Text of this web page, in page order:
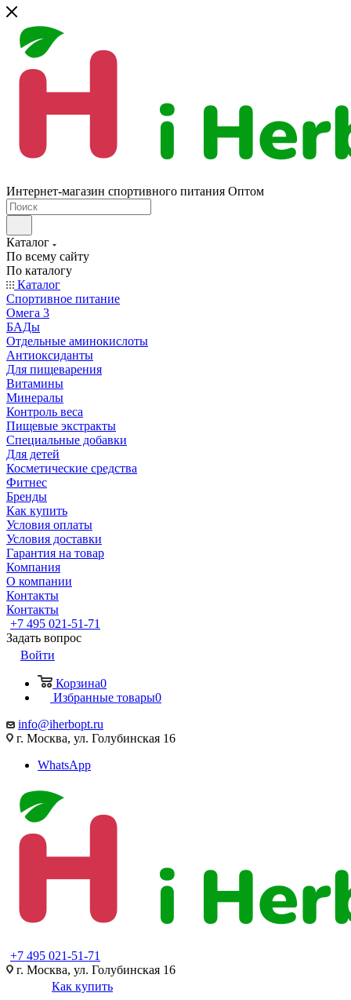
Интернет-магазин спортивного питания Оптом
Каталог
По всему сайту
По каталогу
Каталог
Спортивное питание
Омега 3
БАДы
Отдельные аминокислоты
Антиоксиданты
Для пищеварения
Витамины
Минералы
Контроль веса
Пищевые экстракты
Специальные добавки
Для детей
Косметические средства
Фитнес
Бренды
Как купить
Условия оплаты
Условия доставки
Гарантия на товар
Компания
О компании
Контакты
Контакты
+7 495 021-51-71
Задать вопрос
Войти
Корзина0
Избранные товары0
info@iherbopt.ru
г. Москва, ул. Голубинская 16
WhatsApp
+7 495 021-51-71
г. Москва, ул. Голубинская 16
Как купить